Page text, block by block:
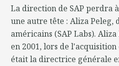
La direction de SAP perdra
une autre tête : Aliza Peleg,
américains (SAP Labs).
en 2001, lors de
était la directrice générale